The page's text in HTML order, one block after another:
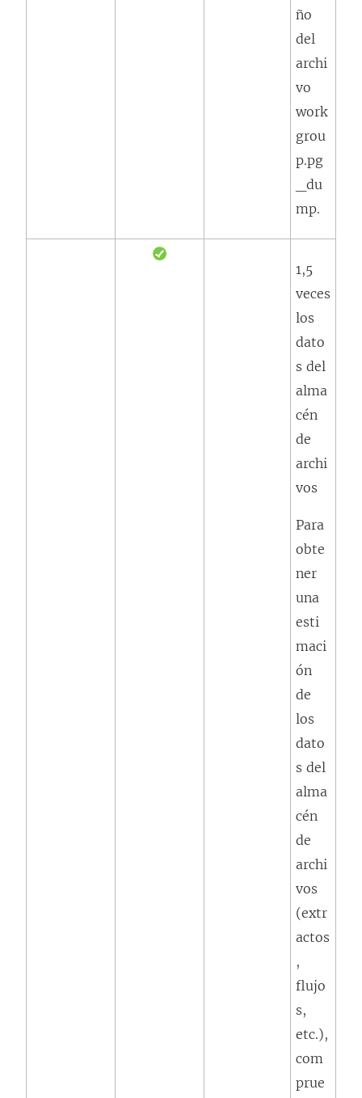
ño
del
archi
vo
work
grou
p.pg
_du
mp.
1,5
veces
los
dato
s del
alma
cén
de
archi
vos
Para
obte
ner
una
esti
maci
ón
de
los
dato
s del
alma
cén
de
archi
vos
(extr
actos
,
flujo
s,
etc.),
com
prue